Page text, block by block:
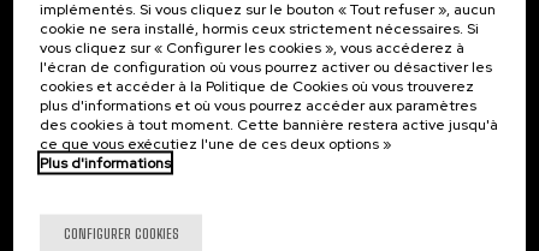
Abonnez-vous à notre bulletin
Inscrivez-vous pour être le premier à recevoir les
actualités de l'UIK.
S'abonner
Contact
implémentés. Si vous cliquez sur le bouton « Tout refuser », aucun
cookie ne sera installé, hormis ceux strictement nécessaires. Si
vous cliquez sur « Configurer les cookies », vous accéderez à
l'écran de configuration où vous pourrez activer ou désactiver les
cookies et accéder à la Politique de Cookies où vous trouverez
plus d'informations et où vous pourrez accéder aux paramètres
des cookies à tout moment. Cette bannière restera active jusqu'à
ce que vous exécutiez l'une de ces deux options »
Plus d'informations
CONFIGURER COOKIES